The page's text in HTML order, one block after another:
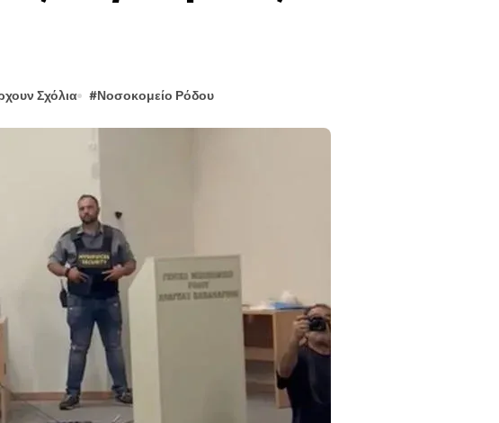
style από την εβδομάδα μόδας της Κοπεγχάγης;
Σχόλια #Νοσοκομείο Ρόδου